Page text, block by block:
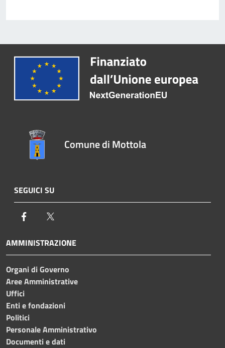
Comune di Mottola
SEGUICI SU
Facebook
AMMINISTRAZIONE
Organi di Governo
Aree Amministrative
Uffici
Enti e fondazioni
Politici
Personale Amministrativo
Documenti e dati